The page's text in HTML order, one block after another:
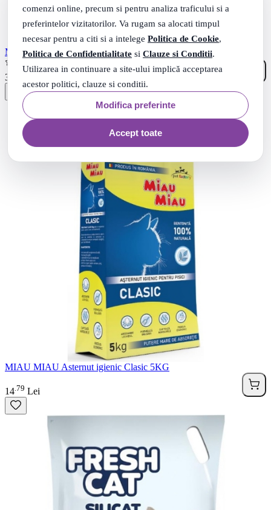
comenzi online, precum si pentru analiza traficului si a
preferintelor vizitatorilor. Va rugam sa alocati timpul
necesar pentru a citi si a intelege Politica de Cookie,
Politica de Confidentialitate si Clauze si Conditii.
Utilizarea in continuare a site-ului implică acceptarea
acestor politici, clauze si conditii.
Modifica preferinte
Accept toate
Miau Miau Asternut igienic pentru pisici, Tofu Baby Powder, 6 l
32
19
MIAU MIAU Asternut igienic Clasic 5KG
14 79 Lei